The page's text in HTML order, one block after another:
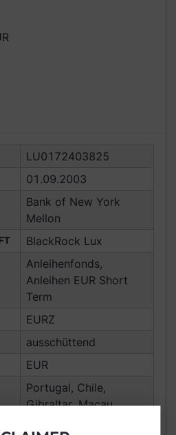
LU0172403825
01.09.2003
Bank of New York
Mellon
BlackRock Lux
Anleihenfonds,
Anleihen EUR Short
Term
EURZ
ausschüttend
EUR
Portugal, Chile,
Gibraltar, Macau,